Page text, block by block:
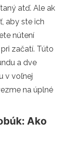
atď. Ale ak
aby ste ich
nútení
začatí. Túto
a dve
v voľnej
na úplné
Ako